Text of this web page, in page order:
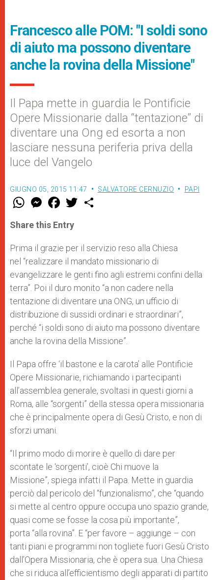
Francesco alle POM: "I soldi sono
di aiuto ma possono diventare
anche la rovina della Missione"
Il Papa mette in guardia le Pontificie
Opere Missionarie dalla “tentazione” di
diventare una Ong ed esorta a non
lasciare nessuna periferia priva della
luce del Vangelo
GIUGNO 05, 2015 11:47 SALVATORE CERNUZIO PAPI
W
t
s
p
p
M
e
s
e
g
e
r
F
a
e
b
o
k
w
r
Share this Entry
Prima il grazie per il servizio reso alla Chiesa
nel “realizzare il mandato missionario di
evangelizzare le genti fino agli estremi confini della
terra”. Poi il duro monito “a non cadere nella
tentazione di diventare una ONG, un ufficio di
distribuzione di sussidi ordinari e straordinari”,
perché “i soldi sono di aiuto ma possono diventare
anche la rovina della Missione”.
Il Papa offre ‘il bastone e la carota’ alle Pontificie
Opere Missionarie, richiamando i partecipanti
all’assemblea generale, svoltasi in questi giorni a
Roma, alle “sorgenti” della stessa opera missionaria
che è principalmente opera di Gesù Cristo, e non di
sforzi umani.
“Il primo modo di morire è quello di dare per
scontate le ‘sorgenti’, cioè Chi muove la
Missione”, spiega infatti il Papa. Mette in guardia
perciò dal pericolo del “funzionalismo”, che “quando
si mette al centro oppure occupa uno spazio grande,
quasi come se fosse la cosa più importante”,
porta “alla rovina”. E “per favore – aggiunge – con
tanti piani e programmi non togliete fuori Gesù Cristo
dall’Opera Missionaria, che è opera sua. Una Chiesa
che si riduca all’efficientismo degli apparati di partito